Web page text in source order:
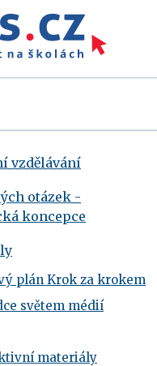
vzdělávání
otázek -
koncepce
plán Krok za krokem
světem médií
materiály